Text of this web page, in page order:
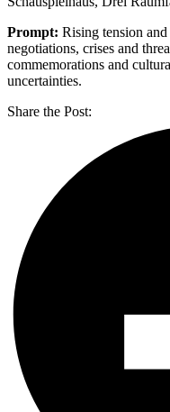
Prompt: Rising tension
negotiations, crises and
commemorations and
uncertainties.
Share the Post: